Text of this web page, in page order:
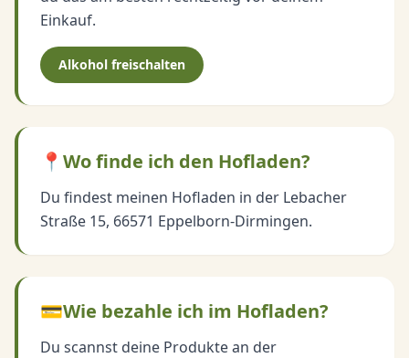
Einkauf.
Alkohol freischalten
📍 Wo finde ich den Hofladen?
Du findest meinen Hofladen in der Lebacher
Straße 15, 66571 Eppelborn-Dirmingen.
💳Wie bezahle ich im Hofladen?
Du scannst deine Produkte an der